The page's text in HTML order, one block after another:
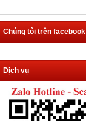
Chúng tôi trên facebook
Dịch vụ